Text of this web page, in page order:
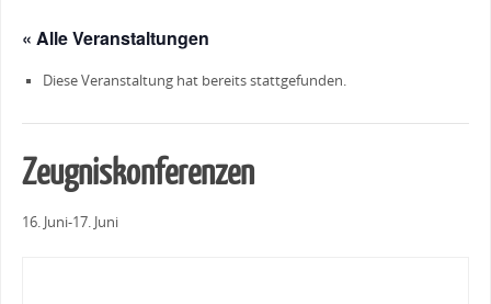
« Alle Veranstaltungen
Diese Veranstaltung hat bereits stattgefunden.
Zeugniskonferenzen
16. Juni-17. Juni